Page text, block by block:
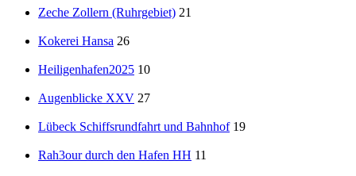
Zeche Zollern (Ruhrgebiet) 21
Kokerei Hansa 26
Heiligenhafen2025 10
Augenblicke XXV 27
Lübeck Schiffsrundfahrt und Bahnhof 19
Rah3our durch den Hafen HH 11